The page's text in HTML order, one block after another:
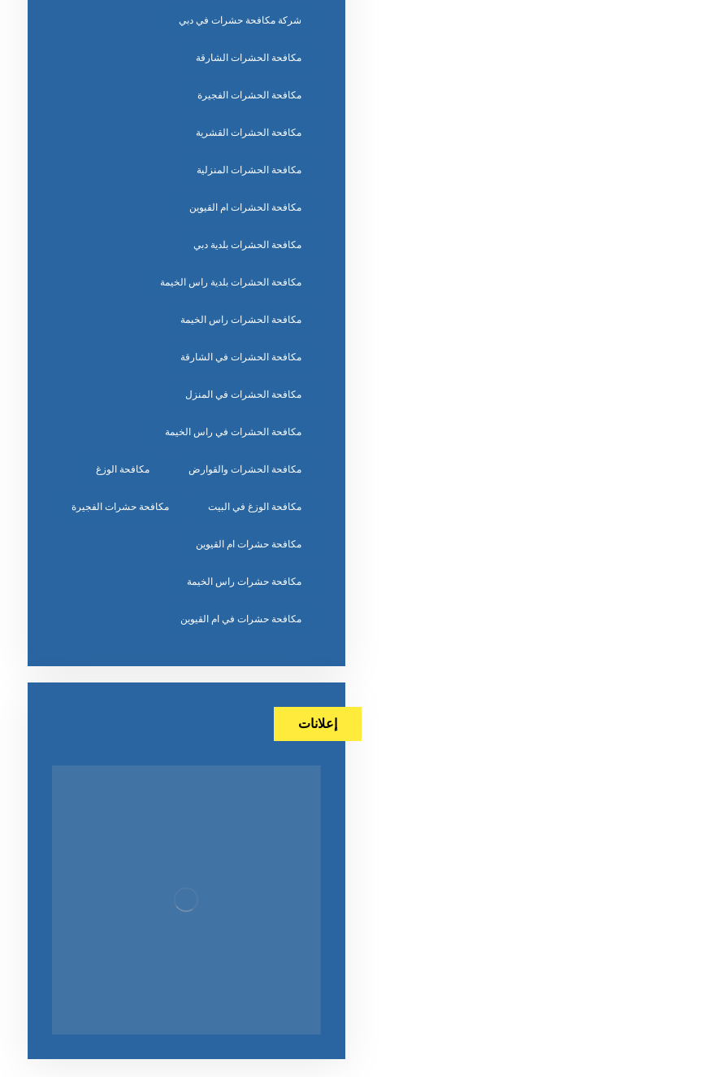
شركة مكافحة حشرات في دبي
مكافحة الحشرات الشارقة
مكافحة الحشرات الفجيرة
مكافحة الحشرات القشرية
مكافحة الحشرات المنزلية
مكافحة الحشرات ام القيوين
مكافحة الحشرات بلدية دبي
مكافحة الحشرات بلدية راس الخيمة
مكافحة الحشرات راس الخيمة
مكافحة الحشرات في الشارقة
مكافحة الحشرات في المنزل
مكافحة الحشرات في راس الخيمة
مكافحة الحشرات والقوارض مكافحة الوزغ
مكافحة الوزغ في البيت مكافحة حشرات الفجيرة
مكافحة حشرات ام القيوين
مكافحة حشرات راس الخيمة
مكافحة حشرات في ام القيوين
إعلانات